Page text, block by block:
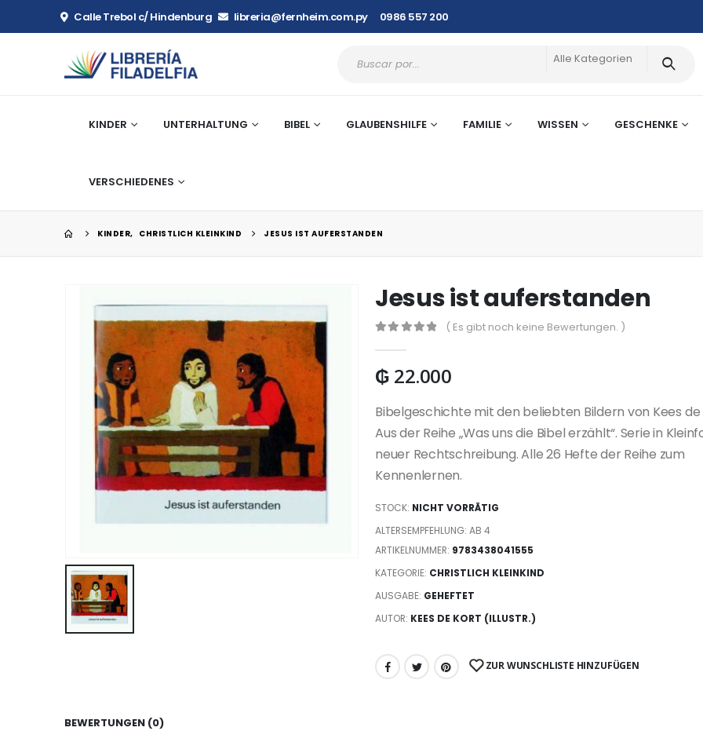
Calle Trebol c/ Hindenburg libreria@fernheim.com.py 0986 557 200
Alle Kategorien
KINDER UNTERHALTUNG BIBEL GLAUBENSHILFE FAMILIE WISSEN GESCHENKE
VERSCHIEDENES
KINDER, CHRISTLICH KLEINKIND JESUS IST AUFERSTANDEN
Jesus ist auferstanden
( Es gibt noch keine Bewertungen. )
₲ 22.000
Bibelgeschichte mit den beliebten Bildern von Kees de
Aus der Reihe „Was uns die Bibel erzählt“. Serie in
neuer Rechtschreibung. Alle 26 Hefte der Reihe zum
Kennenlernen.
STOCK: NICHT VORRÄTIG
ALTERSEMPFEHLUNG: AB 4
ARTIKELNUMMER: 9783438041555
KATEGORIE: CHRISTLICH KLEINKIND
AUSGABE: GEHEFTET
AUTOR: KEES DE KORT (ILLUSTR.)
ZUR WUNSCHLISTE HINZUFÜGEN
BEWERTUNGEN (0)